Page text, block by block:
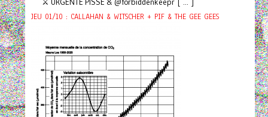
⚔️ URGENTE PISSE & @forbiddenkeepr [ ... ]
JEU 01/10 : CALLAHAN & WITSCHER + PIF & THE GEE GEES